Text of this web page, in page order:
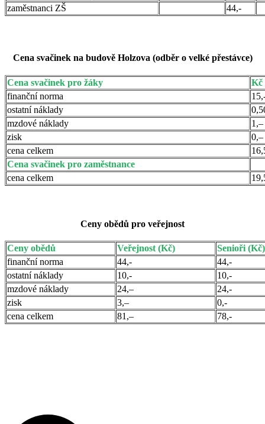
zaměstnanci ZŠ
44,-
Cena svačinek na budově Holzova (odběr o velké přestávce)
Cena svačinek pro žáky
Kč
finanční norma
ostatní náklady
mzdové náklady
1,–
zisk
0,–
cena celkem
Cena svačinek pro zaměstnance
cena celkem
Ceny obědů pro veřejnost
Ceny obědů Veřejnost (Kč)
Senioři (Kč)
finanční norma
44,-
44,-
ostatní náklady
10,-
10,-
mzdové náklady
24,–
24,-
zisk
3,–
0,-
cena celkem
81,– 78,-